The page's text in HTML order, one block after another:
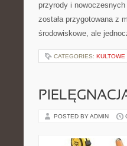
przyrody i
została przygotowana z
środowiskowe, ale
CATEGORIES: KULTOWE
POSTED BY ADMIN